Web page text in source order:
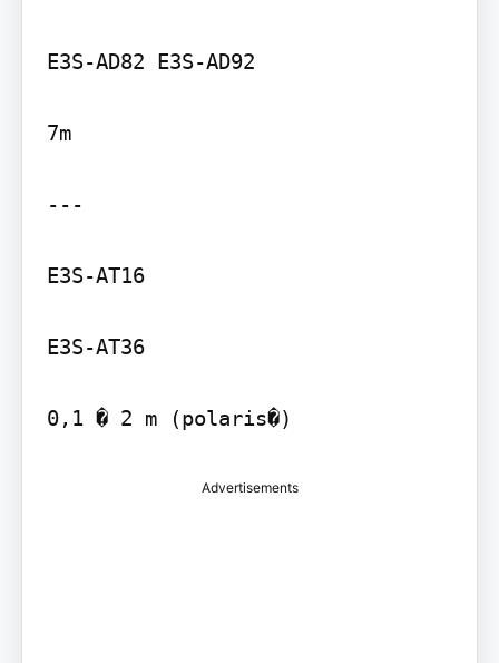
E3S-AD82 E3S-AD92
7m
---
E3S-AT16
E3S-AT36
Advertisements